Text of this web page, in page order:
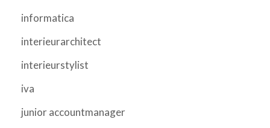
informatica
interieurarchitect
interieurstylist
iva
junior accountmanager